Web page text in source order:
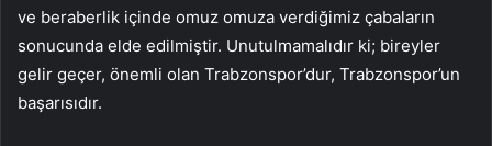
ve beraberlik içinde omuz omuza verdiğimiz çabaların
sonucunda elde edilmiştir. Unutulmamalıdır ki; bireyler
gelir geçer, önemli olan Trabzonspor’dur, Trabzonspor’un
başarısıdır.